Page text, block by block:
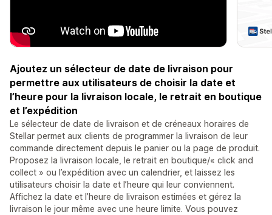
Ajoutez un sélecteur de date de livraison pour
permettre aux utilisateurs de choisir la date et
l’heure pour la livraison locale, le retrait en boutique
et l’expédition
Le sélecteur de date de livraison et de créneaux horaires de
Stellar permet aux clients de programmer la livraison de leur
commande directement depuis le panier ou la page de produit.
Proposez la livraison locale, le retrait en boutique/« click and
collect » ou l’expédition avec un calendrier, et laissez les
utilisateurs choisir la date et l’heure qui leur conviennent.
Affichez la date et l’heure de livraison estimées et gérez la
livraison le jour même avec une heure limite. Vous pouvez